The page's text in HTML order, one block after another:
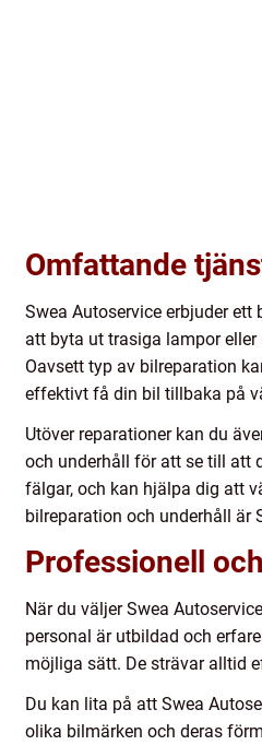
Omfattande
Swea Autoservice erbjuder
att byta ut trasiga lampor
Oavsett typ av bilreparation
effektivt få din bil tillbaka på
Utöver reparationer kan du
och underhåll för att se till att
fälgar, och kan hjälpa dig att
bilreparation och underhåll
Professionell
När du väljer Swea
personal är utbildad och
möjliga sätt. De strävar alltid
Du kan lita på att Swea
olika bilmärken och deras